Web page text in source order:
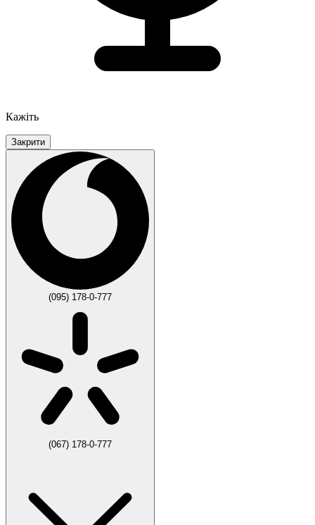
Кажіть
Закрити
(095) 178-0-777
(067) 178-0-777